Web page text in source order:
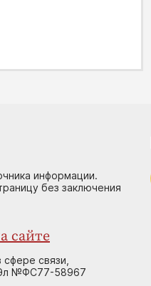
информации.
без заключения
сайте
связи,
Эл №ФС77-58967